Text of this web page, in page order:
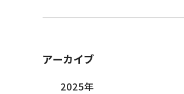
アーカイブ
2025年